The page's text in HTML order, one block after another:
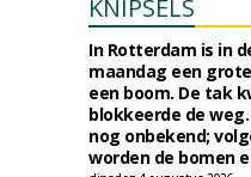
KNIPSELS
In Rotterdam is in
maandag een
een boom. De tak
blokkeerde de
nog onbekend;
worden de bomen